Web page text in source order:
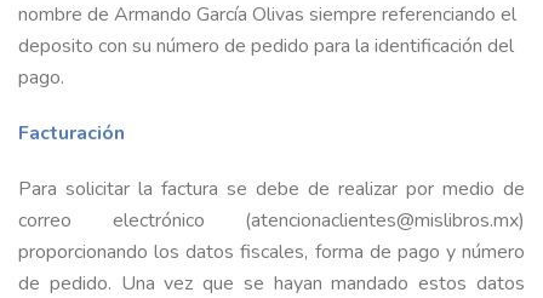
nombre de Armando García Olivas siempre referenciando el
deposito con su número de pedido para la identificación del
pago.
Facturación
Para solicitar la factura se debe de realizar por medio de
correo electrónico (atencionaclientes@mislibros.mx)
proporcionando los datos fiscales, forma de pago y número
de pedido. Una vez que se hayan mandado estos datos